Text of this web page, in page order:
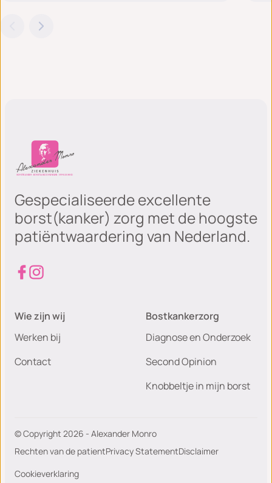
Gespecialiseerde excellente
borst(kanker) zorg met de hoogste
patiëntwaardering van Nederland.
Wie zijn wij
Werken bij
Contact
Bostkankerzorg
Diagnose en Onderzoek
Second Opinion
Knobbeltje in mijn borst
© Copyright 2026 - Alexander Monro
Rechten van de patientPrivacy StatementDisclaimer
Cookieverklaring